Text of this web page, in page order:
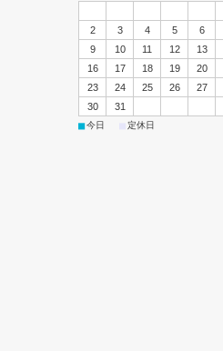
2
3 4 5 6
9
10 11 12 13
16
17 18 19 20
23
24 25 26 27
30
31
■今日 定休日